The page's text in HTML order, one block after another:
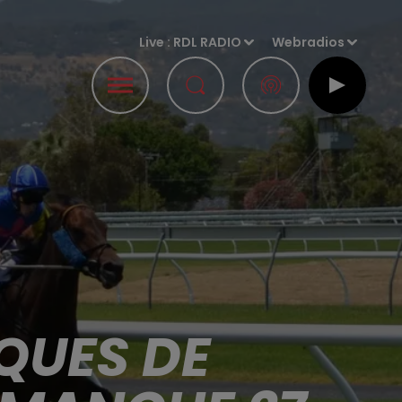
Live : RDL RADIO Webradios
DE